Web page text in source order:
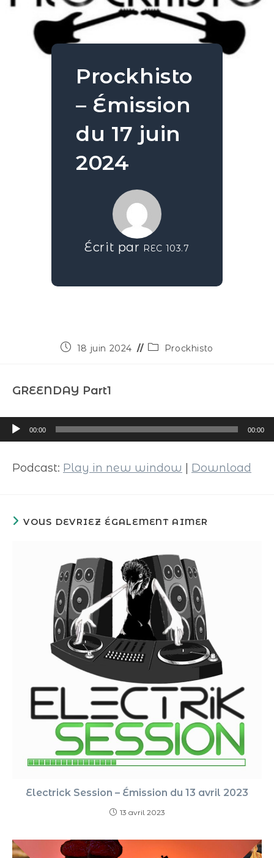
Prockhisto
– Émission
du 17 juin
2024
Écrit par REC 103.7
18 juin 2024 Prockhisto
GREENDAY Part1
Lecteur
audio
00:00 00:00
Podcast: Play in new window Download
VOUS DEVRIEZ ÉGALEMENT AIMER
Electrick Session – Émission du 13 avril 2023
13 avril 2023